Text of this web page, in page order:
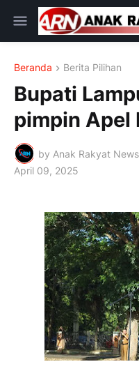
Beranda Berita Pilihan
Bupati
pimpin Apel
by Anak Rakyat News
April 09, 2025